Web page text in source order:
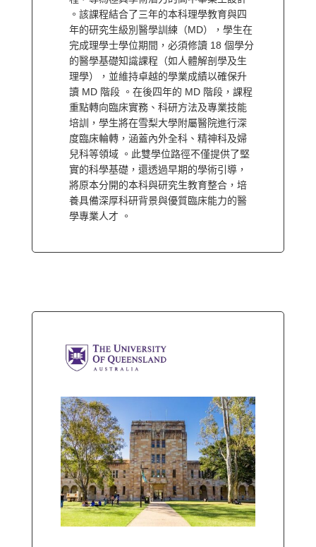
。該課程結合了三年的本科理學教育與四
年的研究生級別醫學訓練（MD），學生在
完成理學士學位期間，必須修讀 18 個學分
的醫學基礎知識課程（如人體解剖學及生
理學），並維持卓越的學業成績以確保升
讀 MD 階段 。在後四年的 MD 階段，課程
重點轉向臨床實務、科研方法及專業技能
培訓，學生將在雪梨大學附屬醫院進行深
度臨床輪轉，涵蓋內外全科、精神科及婦
兒科等領域 。此雙學位路徑不僅提供了堅
實的科學基礎，還透過早期的學術引導，
將原本分開的本科與研究生教育整合，培
養具備深厚科研背景與優質臨床能力的醫
學專業人才 。